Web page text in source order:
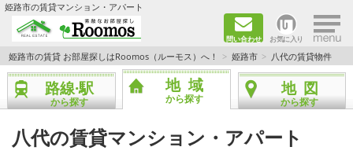
姫路市の賃貸マンション・アパート
問い合わせ お気に入り ×
TOPページ
ファミリー向けの部屋を探す
一人暮らし向けの部屋を探す
姫路市の賃貸 お部屋探しはRoomos（ルーモス）へ！ 姫路市 八代の賃貸物件
路線·駅
から探す
地域
から探す
地図
から探す
八代の賃貸マンション・アパート